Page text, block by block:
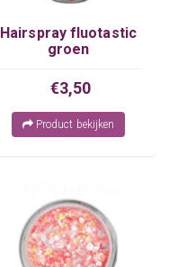
Hairspray fluotastic
groen
€3,50
Product bekijken